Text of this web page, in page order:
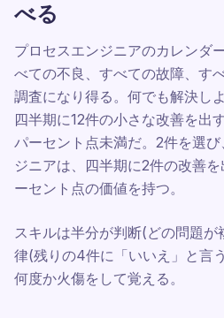
べる
プロセスエンジニアのカレンダ
べての不良、すべての故障、す
調査になり得る。何でも解決し
四半期に12件の小さな改善を出
パーセント点未満だ。2件を選
ジニアは、四半期に2件の改善
ーセント点の価値を持つ。
スキルは半分が判断(どの問題
律(残りの4件に「いいえ」と言
何度か火傷をして覚える。